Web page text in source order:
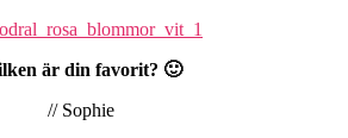
är din favorit? 🙂
// Sophie